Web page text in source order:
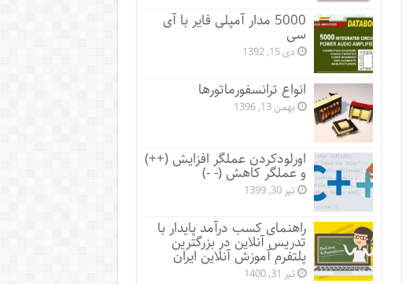
5000 مدار آمپلی فایر با آی
سی
دی 15, 1392
انواع ترانسفورماتورها
بهمن 13, 1396
اورلودکردن عملگر افزایش (++)
و عملگر کاهش (- -)
تیر 30, 1399
راهنمای کسب درآمد پایدار با
تدریس آنلاین در بزرگترین
پلتفرم آموزش آنلاین ایران
تیر 31, 1400